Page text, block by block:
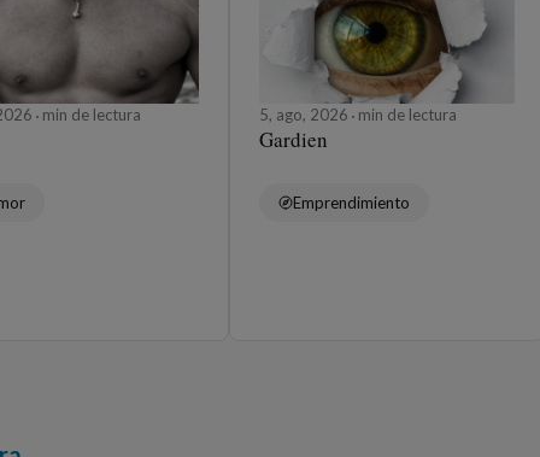
min de lectura 5, ago, 2026 min de lectura
Gardien
Emprendimiento